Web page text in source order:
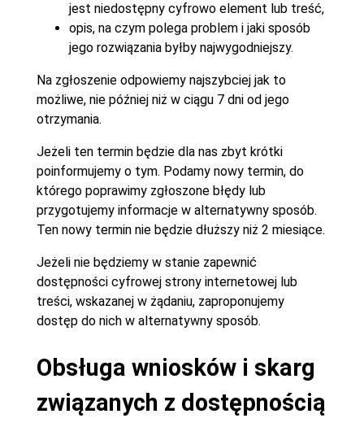
jest niedostępny cyfrowo element lub treść,
opis, na czym polega problem i jaki sposób
jego rozwiązania byłby najwygodniejszy.
Na zgłoszenie odpowiemy najszybciej jak to
możliwe, nie później niż w ciągu 7 dni od jego
otrzymania.
Jeżeli ten termin będzie dla nas zbyt krótki
poinformujemy o tym. Podamy nowy termin, do
którego poprawimy zgłoszone błędy lub
przygotujemy informacje w alternatywny sposób.
Ten nowy termin nie będzie dłuższy niż 2 miesiące.
Jeżeli nie będziemy w stanie zapewnić
dostępności cyfrowej strony internetowej lub
treści, wskazanej w żądaniu, zaproponujemy
dostęp do nich w alternatywny sposób.
Obsługa wniosków i skarg
związanych z dostępnością